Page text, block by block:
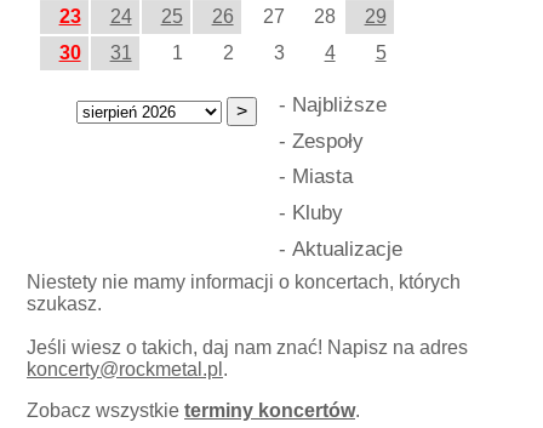
23
24 25 26 27 28
29
30
31 1 2 3 4 5
- Najbliższe
- Zespoły
- Miasta
- Kluby
- Aktualizacje
Niestety nie mamy informacji o koncertach, których
szukasz.
Jeśli wiesz o takich, daj nam znać! Napisz na adres
koncerty@rockmetal.pl .
Zobacz wszystkieterminy koncertów.